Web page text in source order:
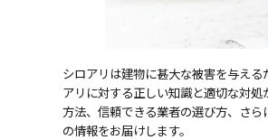
シロアリは建物に甚大な被害を与え
アリに対する正しい知識と適切な対
方法、信頼できる業者の選び方、さ
の情報をお届けします。